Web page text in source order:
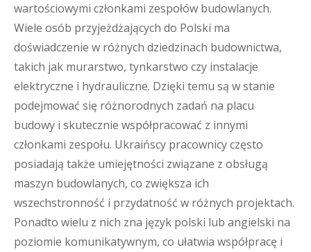
wartościowymi członkami zespołów budowlanych.
Wiele osób przyjeżdżających do Polski ma
doświadczenie w różnych dziedzinach budownictwa,
takich jak murarstwo, tynkarstwo czy instalacje
elektryczne i hydrauliczne. Dzięki temu są w stanie
podejmować się różnorodnych zadań na placu
budowy i skutecznie współpracować z innymi
członkami zespołu. Ukraińscy pracownicy często
posiadają także umiejętności związane z obsługą
maszyn budowlanych, co zwiększa ich
wszechstronność i przydatność w różnych projektach.
Ponadto wielu z nich zna język polski lub angielski na
poziomie komunikatywnym, co ułatwia współpracę i